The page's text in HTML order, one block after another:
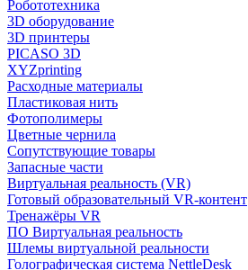
Робототехника
3D оборудование
3D принтеры
PICASO 3D
XYZprinting
Расходные материалы
Пластиковая нить
Фотополимеры
Цветные чернила
Сопутствующие товары
Запасные части
Виртуальная реальность (VR)
Готовый образовательный VR-контент
Тренажёры VR
ПО Виртуальная реальность
Шлемы виртуальной реальности
Голографическая система NettleDesk